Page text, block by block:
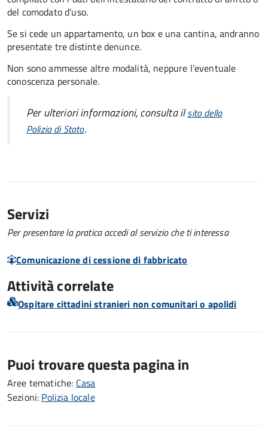
del comodato d’uso.
Se si cede un appartamento, un box e una cantina, andranno
presentate tre distinte denunce.
Non sono ammesse altre modalità, neppure l’eventuale
conoscenza personale.
Per ulteriori informazioni, consulta ilsito della
Polizia di Stato.
Servizi
Per presentare la pratica accedi al servizio che ti interessa
Comunicazione di cessione di fabbricato
Attività correlate
Ospitare cittadini stranieri non comunitari o apolidi
Puoi trovare questa pagina in
Aree tematiche: Casa
Sezioni: Polizia locale